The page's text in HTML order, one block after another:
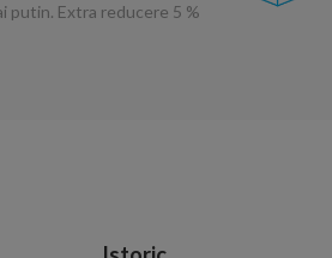
putin. Extra reducere 5 %